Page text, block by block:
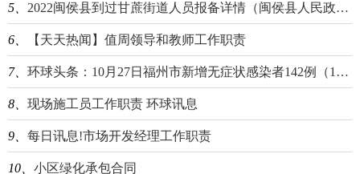
5、 2022闽侯县到过甘蔗街道人员报备详情（闽侯县人民政府甘蔗街道办事处）
6、 【天天热闻】值周领导和教师工作职责
7、 环球头条：10月27日福州市新增无症状感染者142例（10月27日福州市新增无症状感染者142例）
8、 现场施工员工作职责 环球讯息
9、 每日讯息!市场开发经理工作职责
10、 小区绿化承包合同